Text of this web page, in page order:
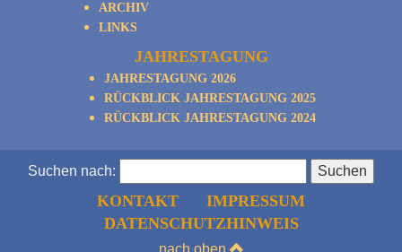
ARCHIV
LINKS
JAHRESTAGUNG
JAHRESTAGUNG 2026
RÜCKBLICK JAHRESTAGUNG 2025
RÜCKBLICK JAHRESTAGUNG 2024
Suchen nach:
KONTAKT
IMPRESSUM
DATENSCHUTZHINWEIS
nach oben